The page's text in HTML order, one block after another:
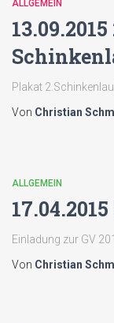
ALLGEMEIN
Plakat
Von Christian
ALLGEMEIN
Einladung zur GV
Von Christian